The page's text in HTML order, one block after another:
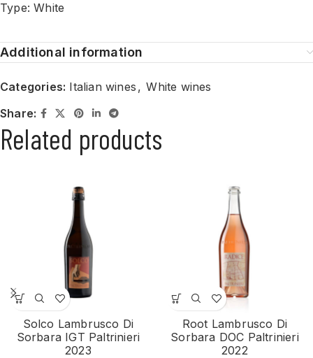
Type: White
Additional information
Categories: Italian wines , White wines
Share:
Related products
Solco Lambrusco Di
Sorbara IGT Paltrinieri
2023
Root Lambrusco Di
Sorbara DOC Paltrinieri
2022